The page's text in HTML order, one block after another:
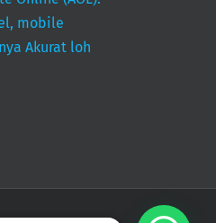
mobile
Akurat loh